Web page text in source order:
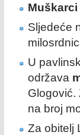
Sljedeće
U
održava
Glogović.
na broj
Za obitelj